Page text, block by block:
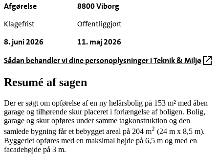
Afgørelse 8800 Viborg
Klagefrist
8. juni 2026
Offentliggjort
11. maj 2026
Sådan behandler vi dine personoplysninger i Teknik & Miljø
Resumé af sagen
Der er søgt om opførelse af en ny helårsbolig på 153 m² med åben
garage og tilhørende skur placeret i forlængelse af boligen. Bolig,
garage og skur opføres under samme tagkonstruktion og den
samlede bygning får et bebygget areal på 204 m2 (24 m x 8,5 m).
Byggeriet opføres med en maksimal højde på 6,5 m og med en
facadehøjde på 3 m.